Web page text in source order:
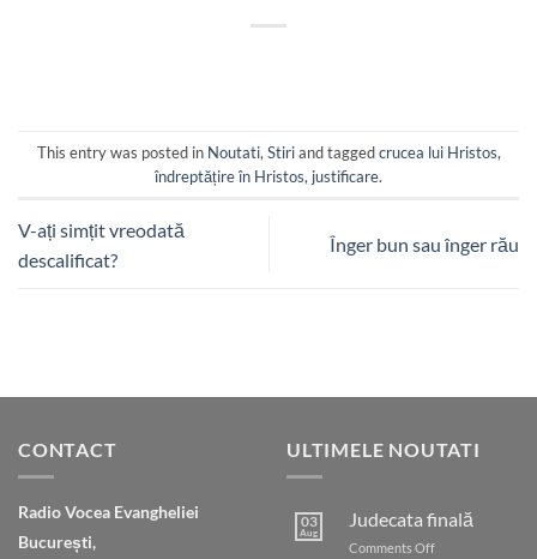
This entry was posted in Noutati, Stiriand taggedcrucea lui Hristos,
îndreptățire în Hristos, justificare.
V-ați simțit vreodată
descalificat?
Înger bun sau înger rău
CONTACT
Radio Vocea Evangheliei
București,
ULTIMELE NOUTATI
03
Aug
Judecata finală
Comments Offon